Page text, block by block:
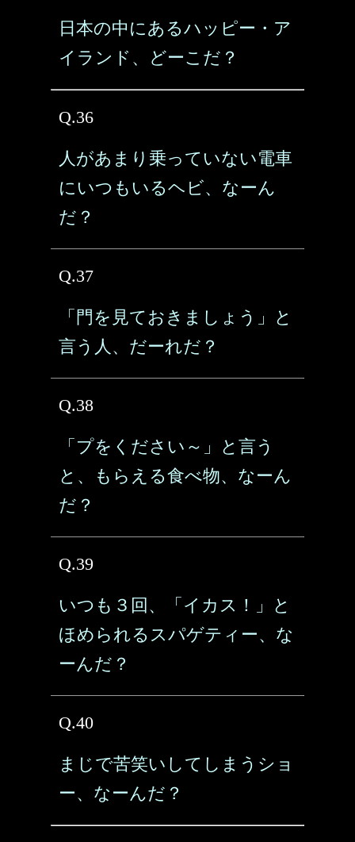
日本の中にあるハッピー・ア
イランド、どーこだ？
Q.36
人があまり乗っていない電車
にいつもいるヘビ、なーん
だ？
Q.37
「門を見ておきましょう」と
言う人、だーれだ？
Q.38
「プをください～」と言う
と、もらえる食べ物、なーん
だ？
Q.39
いつも３回、「イカス！」と
ほめられるスパゲティー、な
ーんだ？
Q.40
まじで苦笑いしてしまうショ
ー、なーんだ？